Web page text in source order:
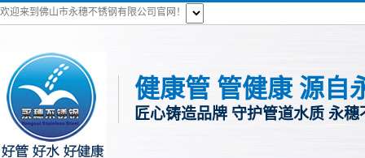
欢迎来到佛山市永穗不锈钢有限公司官网！
健康管 管健康 源自
匠心铸造品牌 守护管道水质 永穗